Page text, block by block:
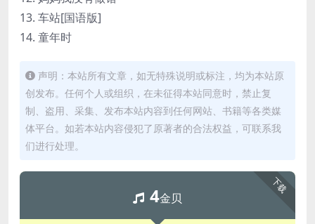
13. 车站[国语版]
14. 童年时
声明：本站所有文章，如无特殊说明或标注，均为本站原
创发布。任何个人或组织，在未征得本站同意时，禁止复
制、盗用、采集、发布本站内容到任何网站、书籍等各类媒
体平台。如若本站内容侵犯了原著者的合法权益，可联系我
们进行处理。
下载
4金贝